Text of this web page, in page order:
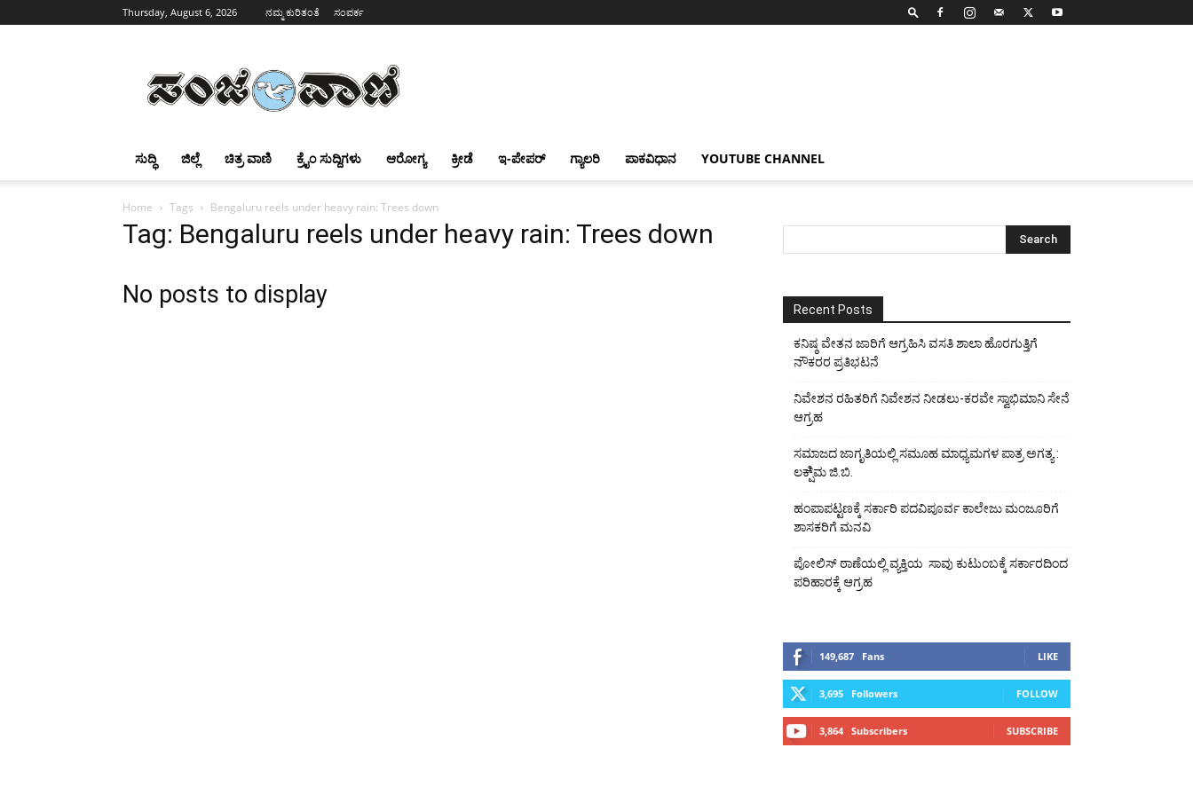
Thursday, August 6, 2026 ನಮ್ಮ ಕುರಿತಂತೆ ಸಂಪರ್ಕ
ಸುದ್ಧಿ ಜಿಲ್ಲೆ ಚಿತ್ರ ವಾಣಿ ಕ್ರೈಂ ಸುದ್ದಿಗಳು ಆರೋಗ್ಯ ಕ್ರೀಡೆ ಇ-ಪೇಪರ್ ಗ್ಯಾಲರಿ ಪಾಕವಿಧಾನ YOUTUBE CHANNEL
Home Tags Bengaluru reels under heavy rain: Trees down
Tag: Bengaluru reels under heavy rain: Trees down
No posts to display
Recent Posts
ಕನಿಷ್ಠ ವೇತನ ಜಾರಿಗೆ ಆಗ್ರಹಿಸಿ ವಸತಿ ಶಾಲಾ ಹೊರಗುತ್ತಿಗೆ
ನೌಕರರ ಪ್ರತಿಭಟನೆ
ನಿವೇಶನ ರಹಿತರಿಗೆ ನಿವೇಶನ ನೀಡಲು-ಕರವೇ ಸ್ವಾಭಿಮಾನಿ ಸೇನೆ
ಆಗ್ರಹ
ಸಮಾಜದ ಜಾಗೃತಿಯಲ್ಲಿ ಸಮೂಹ ಮಾಧ್ಯಮಗಳ ಪಾತ್ರ ಅಗತ್ಯ :
ಲಕ್ಷಿ್ಮ ಜಿ.ಬಿ.
ಹಂಪಾಪಟ್ಟಣಕ್ಕೆ ಸರ್ಕಾರಿ ಪದವಿಪೂರ್ವ ಕಾಲೇಜು ಮಂಜೂರಿಗೆ
ಶಾಸಕರಿಗೆ ಮನವಿ
ಪೋಲಿಸ್ ಠಾಣೆಯಲ್ಲಿ ವ್ಯಕ್ತಿಯ ಸಾವು ಕುಟುಂಬಕ್ಕೆ ಸರ್ಕಾರದಿಂದ
ಪರಿಹಾರಕ್ಕೆ ಆಗ್ರಹ
149,687 Fans LIKE
3,695 Followers FOLLOW
3,864 Subscribers SUBSCRIBE